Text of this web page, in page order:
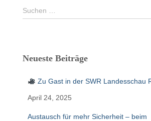
S
u
n
Suchen …
Neueste Beiträge
Zu Gast in der SWR Landesschau
April 24, 2025
Austausch für mehr Sicherheit – beim